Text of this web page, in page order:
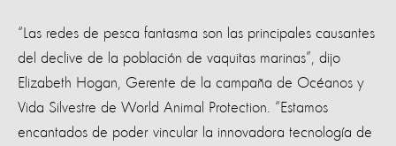
“Las redes de pesca fantasma son las principales causantes
del declive de la población de vaquitas marinas”, dijo
Elizabeth Hogan, Gerente de la campaña de Océanos y
Vida Silvestre de World Animal Protection. “Estamos
encantados de poder vincular la innovadora tecnología de